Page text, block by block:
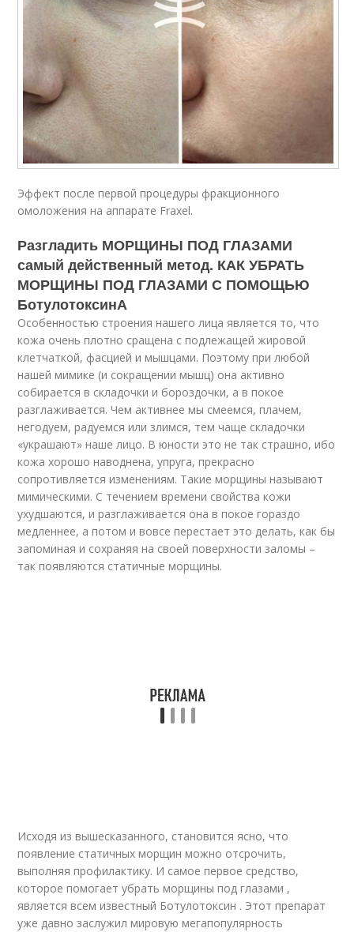
Эффект после первой процедуры фракционного
омоложения на аппарате Fraxel.
Разгладить МОРЩИНЫ ПОД ГЛАЗАМИ
самый действенный метод. КАК УБРАТЬ
МОРЩИНЫ ПОД ГЛАЗАМИ С ПОМОЩЬЮ
БотулотоксинА
Особенностью строения нашего лица является то, что
кожа очень плотно сращена с подлежащей жировой
клетчаткой, фасцией и мышцами. Поэтому при любой
нашей мимике (и сокращении мышц) она активно
собирается в складочки и бороздочки, а в покое
разглаживается. Чем активнее мы смеемся, плачем,
негодуем, радуемся или злимся, тем чаще складочки
«украшают» наше лицо. В юности это не так страшно, ибо
кожа хорошо наводнена, упруга, прекрасно
сопротивляется изменениям. Такие морщины называют
мимическими. С течением времени свойства кожи
ухудшаются, и разглаживается она в покое гораздо
медленнее, а потом и вовсе перестает это делать, как бы
запоминая и сохраняя на своей поверхности заломы –
так появляются статичные морщины.
Исходя из вышесказанного, становится ясно, что
появление статичных морщин можно отсрочить,
выполняя профилактику. И самое первое средство,
которое помогает убрать морщины под глазами ,
является всем известный Ботулотоксин . Этот препарат
уже давно заслужил мировую мегапопулярность